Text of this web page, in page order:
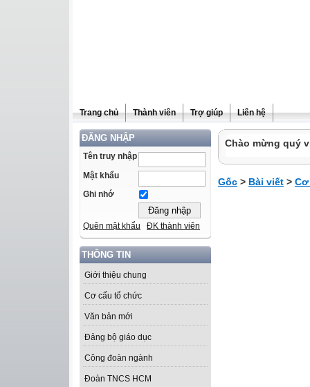
Trang chủ Thành viên Trợ giúp Liên hệ
ĐĂNG NHẬP
Tên truy nhập
Mật khẩu
Ghi nhớ
Quên mật khẩu ĐK thành viên
THÔNG TIN
Giới thiệu chung
Cơ cấu tổ chức
Văn bản mới
Đảng bộ giáo dục
Công đoàn ngành
Đoàn TNCS HCM
Chào mừng quý
Gốc > Bài viết >